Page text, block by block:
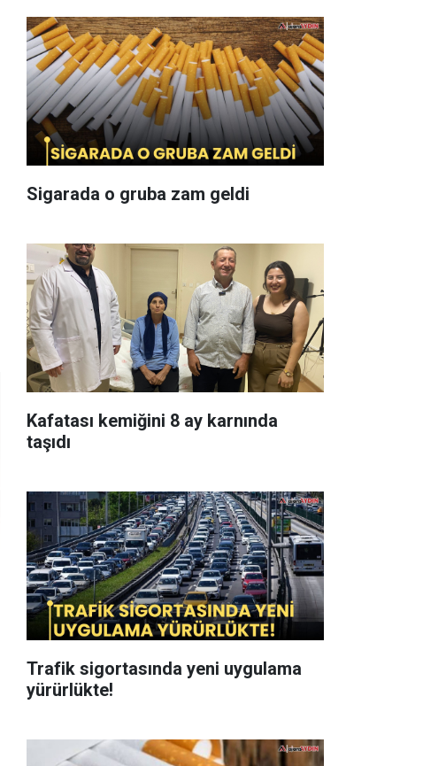
Sigarada o gruba zam geldi
Kafatası kemiğini 8 ay karnında
taşıdı
Trafik sigortasında yeni uygulama
yürürlükte!